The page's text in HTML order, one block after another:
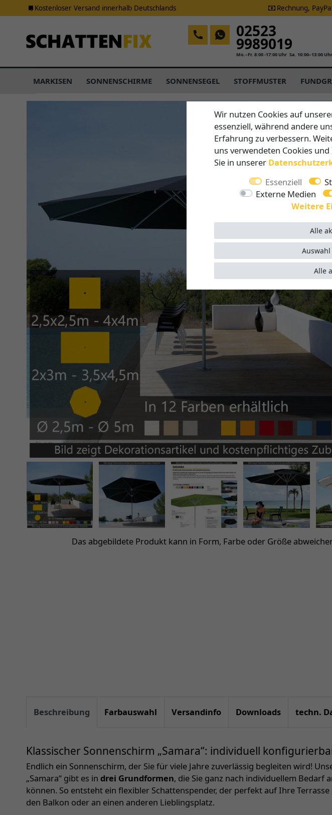
Kostenloser Versand innerhalb Deutschlands Rechnung,
02523
9989019
Mo.–Fr. 8:00 -17:00 Uhr Sa. 10:00–13:00 Uhr
MARKISEN SONNENSCHIRME SONNENSEGEL STOFFMUSTER
Das abgebildete Produkt kann in Form, Farbe oder Größe
Beschreibung Farbauswahl Versandinfo Downloads techn.
Klassischer Sonnenschirm „Samara“: individuell
Endlich ein Sonnenschirm, der Sie für viele Jahre zuverlässig begleiten wird!
„Samara“ gibt es in drei Grundformen, die Sie ganz nach individuellem Bedarf
können. So entsteht ein flexibler Schattenspender, der perfekt auf Ihre Terrasse
den Balkon oder an einen anderen Lieblingsplatz.
Wir nutzen Cookies auf
essenziell, während andere
Erfahrung zu verbessern.
uns verwendeten Cookies
Sie in unserer
Essenziell
Externe Medien
Weitere
Alle
Alle